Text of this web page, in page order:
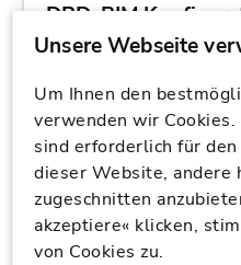
DBD-BIM
Cloud
Die individuellen Bauteile
Attributen nach DIN BIM
transparente BIM-
das direkt in Ihrer CAD.
MEHR ERFAHREN
Um Ihnen den
verwenden wir
sind erforderlich für
dieser Website, andere
zugeschnitten
akzeptiere« klicken,
von Cookies zu.